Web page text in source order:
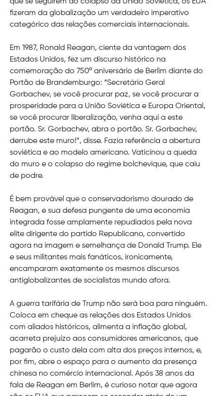
que se seguirem ao colapso da União Soviética, os EUA
fizeram da globalização um verdadeiro imperativo
categórico das relações comerciais internacionais.
Em 1987, Ronald Reagan, ciente da vantagem dos
Estados Unidos, fez um discurso histórico na
comemoração do 750º aniversário de Berlim diante do
Portão de Brandemburgo: “Secretário Geral
Gorbachev, se você procurar paz, se você procurar a
prosperidade para a União Soviética e Europa Oriental,
se você procurar liberalização, venha aqui a este
portão. Sr. Gorbachev, abra o portão. Sr. Gorbachev,
derrube este muro!”, disse. Fazia referência a abertura
soviética e ao modelo americano. Vaticinou a queda
do muro e o colapso do regime bolchevique, que caiu
de podre.
É bem provável que o conservadorismo dourado de
Reagan, e sua defesa pungente de uma economia
integrada fosse amplamente repudiados pela nova
elite dirigente do partido Republicano, convertido
agora na imagem e semelhança de Donald Trump. Ele
e seus militantes mais fanáticos, ironicamente,
encamparam exatamente os mesmos discursos
antiglobalizantes de socialistas mundo afora.
A guerra tarifária de Trump não será boa para ninguém.
Coloca em cheque as relações dos Estados Unidos
com aliados históricos, alimenta a inflação global,
acarreta prejuízo aos consumidores americanos, que
pagarão o custo dela com alta dos preços internos, e,
por fim, abre o espaço para o aumento da presença
chinesa no comércio internacional. Após 38 anos da
fala de Reagan em Berlim, é curioso notar que agora